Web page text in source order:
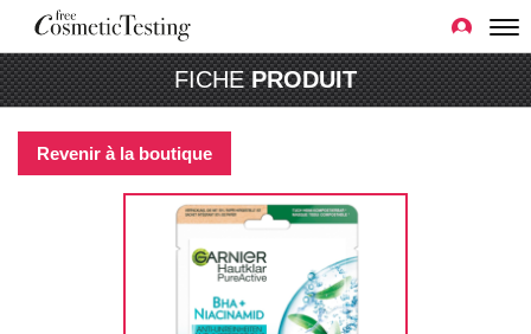
FICHEPRODUIT
Revenir à la boutique